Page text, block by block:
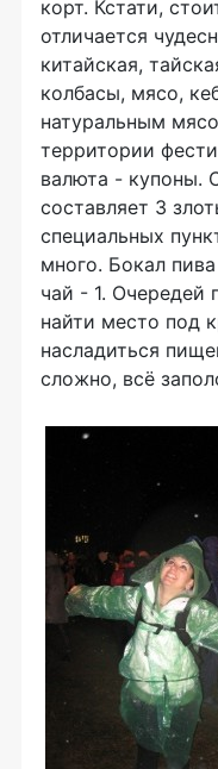
корт. Кстати,
отличается
китайская,
колбасы, мясо,
натуральным
территории
валюта - купоны.
составляет 3
специальных
много. Бокал
чай - 1. Очередей
найти место под
насладиться
сложно, всё